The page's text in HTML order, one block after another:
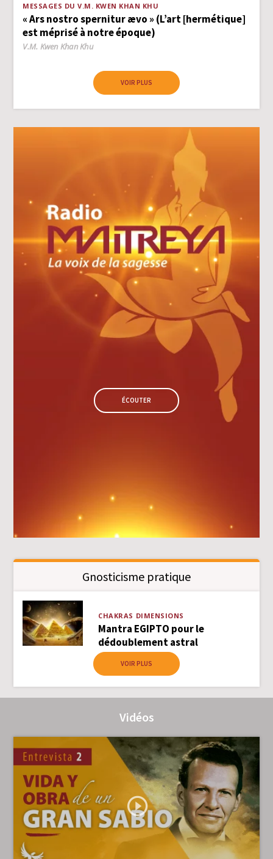
MESSAGES DU V.M. KWEN KHAN KHU
« Ars nostro spernitur ævo » (L’art [hermétique]
est méprisé à notre époque)
Author
V.M. Kwen Khan Khu
VOIR PLUS
ÉCOUTER
Gnosticisme pratique
CHAKRAS DIMENSIONS
Mantra EGIPTO pour le
dédoublement astral
VOIR PLUS
Vidéos